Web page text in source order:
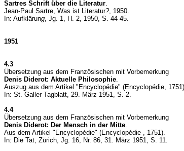
Sartres Schrift über die Literatur.
Jean-Paul Sartre, Was ist Literatur?, 1950.
In: Aufklärung, Jg. 1, H. 2, 1950, S. 44-45.
1951
4.3
Übersetzung aus dem Französischen mit Vorbemerkung
Denis Diderot: Aktuelle Philosophie.
Auszug aus dem Artikel "Encyclopédie" (Encyclopédie,
In: St. Galler Tagblatt, 29. März 1951, S. 2.
4.4
Übersetzung aus dem Französischen mit Vorbemerkung
Denis Diderot: Der Mensch in der Mitte.
Aus dem Artikel "Encyclopédie" (Encyclopédie , 1751).
In: Die Tat, Zürich, Jg. 16, Nr. 86, 31. März 1951, S. 11.